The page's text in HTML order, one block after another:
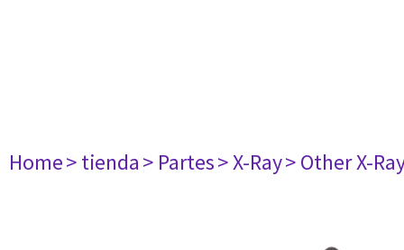
Home> tienda> Partes> X-Ray> Other X-